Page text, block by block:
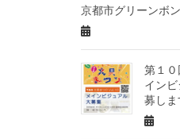
京都市グリーンボ
第１０
イン
募しま